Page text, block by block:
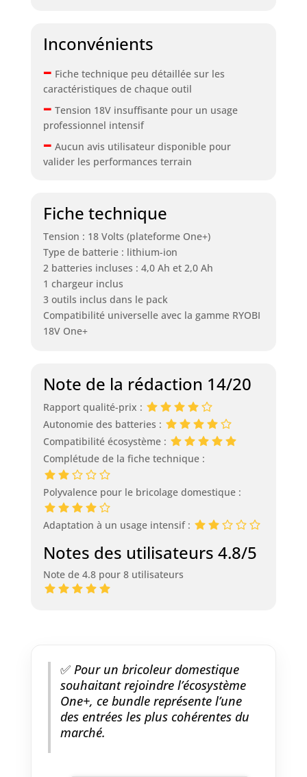
Inconvénients
– Fiche technique peu détaillée sur les
caractéristiques de chaque outil
– Tension 18V insuffisante pour un usage
professionnel intensif
– Aucun avis utilisateur disponible pour
valider les performances terrain
Fiche technique
Tension : 18 Volts (plateforme One+)
Type de batterie : lithium-ion
2 batteries incluses : 4,0 Ah et 2,0 Ah
1 chargeur inclus
3 outils inclus dans le pack
Compatibilité universelle avec la gamme RYOBI
18V One+
Note de la rédaction 14/20
Rapport qualité-prix :
Autonomie des batteries :
Compatibilité écosystème :
Complétude de la fiche technique :
Polyvalence pour le bricolage domestique :
Adaptation à un usage intensif :
Notes des utilisateurs 4.8/5
Note de 4.8 pour 8 utilisateurs
✅Pour un bricoleur domestique
souhaitant rejoindre l’écosystème
One+, ce bundle représente l’une
des entrées les plus cohérentes du
marché.